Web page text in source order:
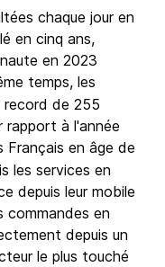
chaque jour en
en cinq ans,
en 2023
temps, les
de 255
rapport à l'année
Français en âge de
les services en
depuis leur mobile
en
depuis un
le plus touché